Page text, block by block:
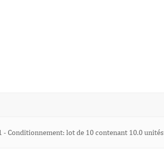
Conditionnement: lot de 10 contenant 10.0 unités